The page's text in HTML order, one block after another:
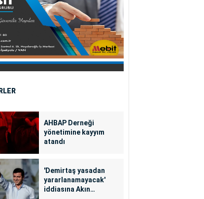
AHBAP Derneği
yönetimine kayyım
atandı
'Demirtaş yasadan
yararlanamayacak'
iddiasına Akın